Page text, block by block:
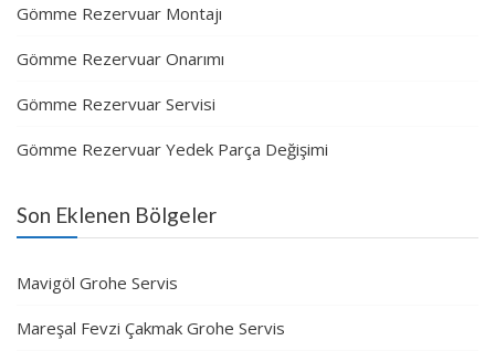
Gömme Rezervuar Montajı
Gömme Rezervuar Onarımı
Gömme Rezervuar Servisi
Gömme Rezervuar Yedek Parça Değişimi
Son Eklenen Bölgeler
Mavigöl Grohe Servis
Mareşal Fevzi Çakmak Grohe Servis